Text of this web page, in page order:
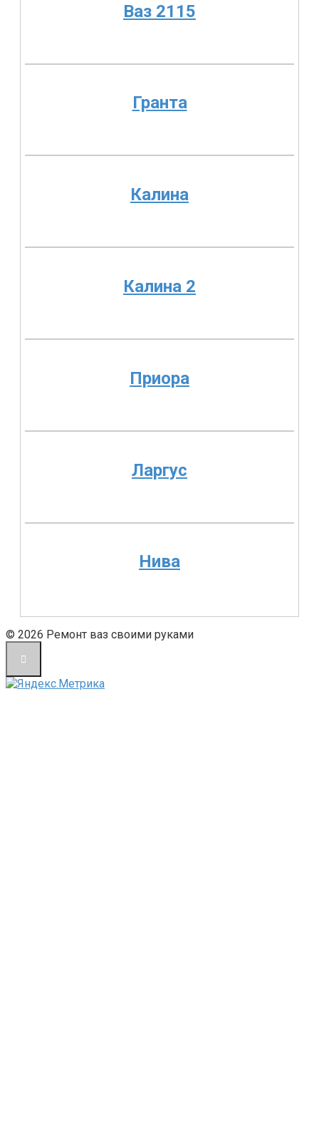
Ваз 2115
Гранта
Калина
Калина 2
Приора
Ларгус
Нива
© 2026 Ремонт ваз своими руками